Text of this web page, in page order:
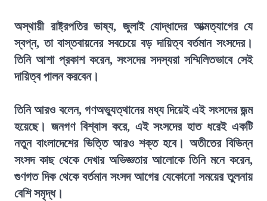
অস্থায়ী রাষ্ট্রপতির ভাষ্য, জুলাই যোদ্ধাদের আত্মত্যাগের যে
স্বপ্ন, তা বাস্তবায়নের সবচেয়ে বড় দায়িত্ব বর্তমান সংসদের।
তিনি আশা প্রকাশ করেন, সংসদের সদস্যরা সম্মিলিতভাবে সেই
দায়িত্ব পালন করবেন।
তিনি আরও বলেন, গণঅভ্যুত্থানের মধ্য দিয়েই এই সংসদের জন্ম
হয়েছে। জনগণ বিশ্বাস করে, এই সংসদের হাত ধরেই একটি
নতুন বাংলাদেশের ভিত্তি আরও শক্ত হবে। অতীতের বিভিন্ন
সংসদ কাছ থেকে দেখার অভিজ্ঞতার আলোকে তিনি মনে করেন,
গুণগত দিক থেকে বর্তমান সংসদ আগের যেকোনো সময়ের তুলনায়
বেশি সমৃদ্ধ।